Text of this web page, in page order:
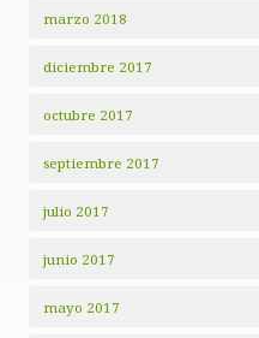
marzo 2018
diciembre 2017
octubre 2017
septiembre 2017
julio 2017
junio 2017
mayo 2017